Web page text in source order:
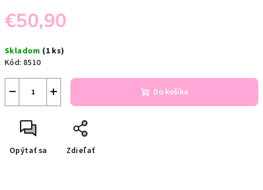
€50,90
cena:
Skladom (1 ks)
Kód: 8510
+
− Do košíka
Opýtať sa Zdieľať